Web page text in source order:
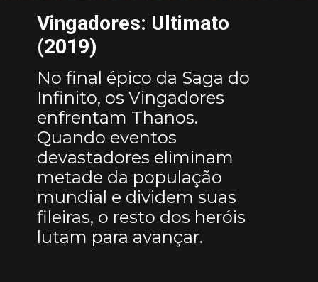
No final épico da Saga do
Infinito, os Vingadores
enfrentam Thanos.
Quando eventos
devastadores eliminam
metade da população
mundial e dividem suas
fileiras, o resto dos heróis
lutam para avançar.
Vingadores: Ultimato
(2019)